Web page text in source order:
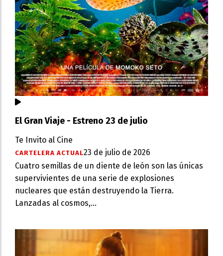
El Gran Viaje - Estreno 23 de julio
Te Invito al Cine
CARTELERA ACTUAL23 de julio de 2026
Cuatro semillas de un diente de león son las únicas
supervivientes de una serie de explosiones
nucleares que están destruyendo la Tierra.
Lanzadas al cosmos,...